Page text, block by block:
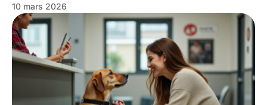
10 mars 2026